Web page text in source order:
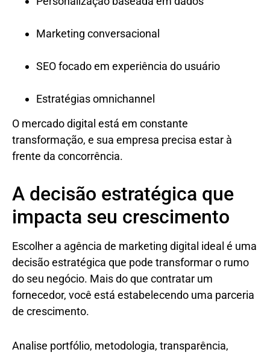
Marketing conversacional
SEO focado em experiência do usuário
Estratégias omnichannel
O mercado digital está em constante
transformação, e sua empresa precisa estar à
frente da concorrência.
A decisão estratégica que
impacta seu crescimento
Escolher a agência de marketing digital ideal é uma
decisão estratégica que pode transformar o rumo
do seu negócio. Mais do que contratar um
fornecedor, você está estabelecendo uma parceria
de crescimento.
Analise portfólio, metodologia, transparência,